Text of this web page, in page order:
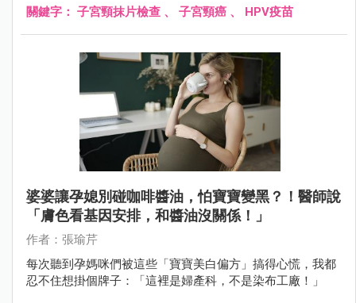
關鍵字： 子宮頸抹片檢查 、 子宮頸癌 、 HPV疫苗
婆婆讓孕媳別碰咖啡醬油，怕寶寶變黑？！醫師說
「膚色看基因安排，和醬油沒關係！」
作者：張瑜芹
每次聽到孕媽咪們被這些「寶寶美白偏方」搞得心慌，我都
忍不住想掛個牌子：「這裡是婦產科，不是染布工廠！」